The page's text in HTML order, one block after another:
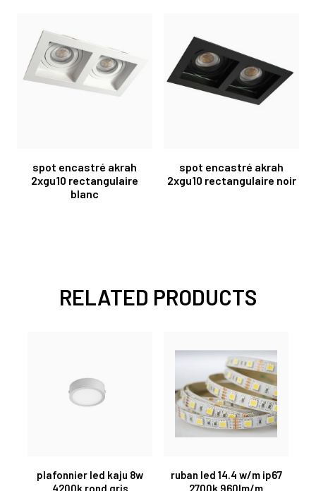
spot encastré akrah
2xgu10 rectangulaire
blanc
spot encastré akrah
2xgu10 rectangulaire noir
RELATED PRODUCTS
plafonnier led kaju 8w
4200k rond gris
ruban led 14.4 w/m ip67
2700k 960lm/m